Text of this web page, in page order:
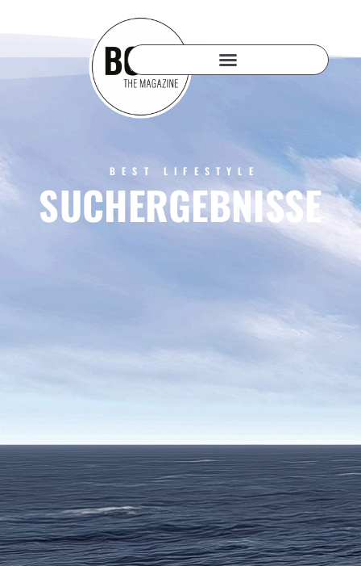
BEST LIFESTYLE
SUCHERGEBNISSE